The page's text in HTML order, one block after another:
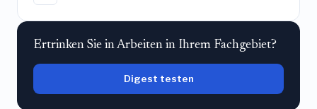
Ertrinken Sie in Arbeiten in Ihrem Fachgebiet?
Digest testen